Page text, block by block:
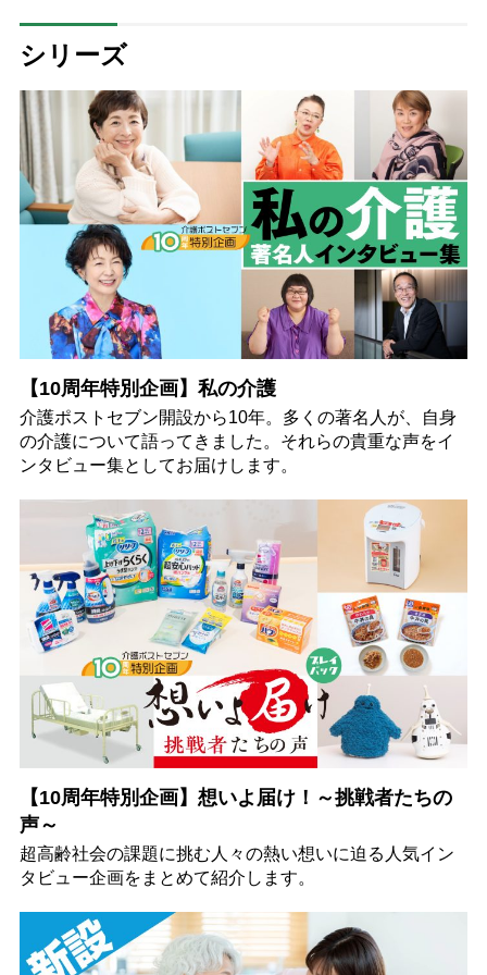
シリーズ
【10周年特別企画】私の介護
介護ポストセブン開設から10年。多くの著名人が、自身
の介護について語ってきました。それらの貴重な声をイ
ンタビュー集としてお届けします。
【10周年特別企画】想いよ届け！～挑戦者たちの
声～
超高齢社会の課題に挑む人々の熱い想いに迫る人気イン
タビュー企画をまとめて紹介します。